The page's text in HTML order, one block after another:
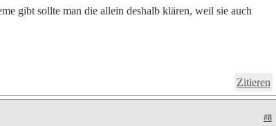
gibt sollte man die allein deshalb klären, weil sie auch
Zitieren
#8